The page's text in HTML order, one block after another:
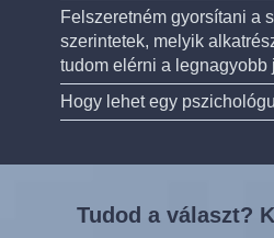
Felszeretném gyorsítani a
szerintetek, melyik
tudom elérni a legnagyobb
Hogy lehet egy
Tudod a választ?